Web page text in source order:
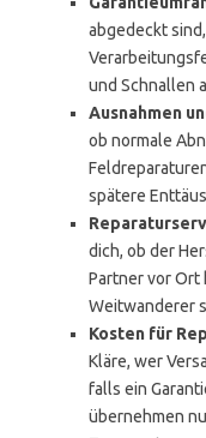
abgedeckt
und Schnallen
Ausnahmen
ob normale
spätere
dich, ob der
Partner vor Ort
Weitwanderer
Kosten für
Kläre, wer
falls ein
übernehmen